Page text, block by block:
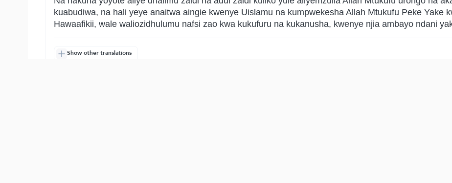
kuabudiwa, na hali yeye anaitwa aingie kwenye Uislamu na kumpwekesha Allah Mtukufu Peke Yake
Hawaafikii, wale waliozidhulumu nafsi zao kwa kukufuru na kukanusha, kwenye njia ambayo ndani
Show other translations